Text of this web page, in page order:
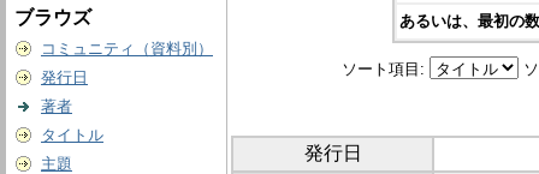
ブラウズ
コミュニティ（資料別）
発行日
著者
タイトル
主題
あるいは、最初の
ソート項目:
発行日